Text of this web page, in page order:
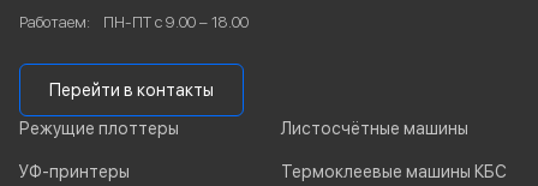
Режущие плоттеры
УФ-принтеры
Листосчётные машины
Термоклеевые машины КБС
Работаем: ПН-ПТ с 9.00 – 18.00
Перейти в контакты